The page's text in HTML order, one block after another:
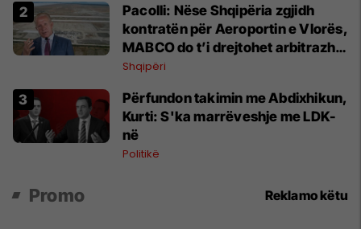
Pacolli: Nëse Shqipëria zgjidh
kontratën për Aeroportin e Vlorës,
MABCO do t’i drejtohet arbitrazhit
ndërkombëtar
Shqipëri
Përfundon takimin me Abdixhikun,
Kurti: S'ka marrëveshje me LDK-
në
Politikë
Promo Reklamo këtu